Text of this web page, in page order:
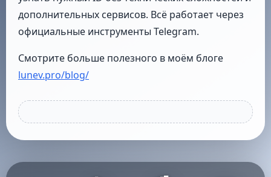
дополнительных сервисов. Всё работает через
официальные инструменты Telegram.
Смотрите больше полезного в моём блоге
lunev.pro/blog/